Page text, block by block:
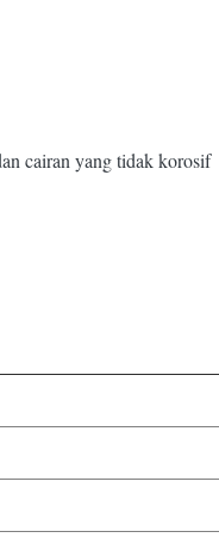
cairan yang tidak korosif